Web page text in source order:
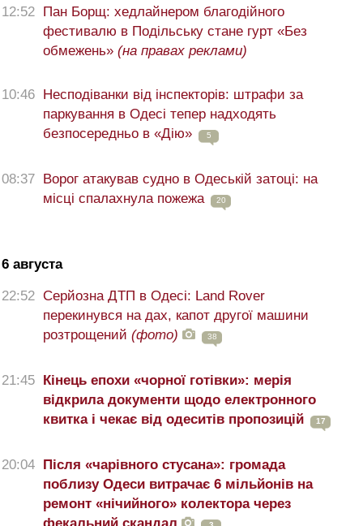
12:52 Пан Борщ: хедлайнером благодійного
фестивалю в Подільську стане гурт «Без
обмежень» (на правах реклами)
10:46 Несподіванки від інспекторів: штрафи за
паркування в Одесі тепер надходять
безпосередньо в «Дію»
5
08:37 Ворог атакував судно в Одеській затоці: на
місці спалахнула пожежа
20
6 августа
22:52 Серйозна ДТП в Одесі: Land Rover
перекинувся на дах, капот другої машини
розтрощений (фото) 38
21:45 Кінець епохи «чорної готівки»: мерія
відкрила документи щодо електронного
квитка і чекає від одеситів пропозицій
17
20:04 Після «чарівного стусана»: громада
поблизу Одеси витрачає 6 мільйонів на
ремонт «нічийного» колектора через
фекальний скандал